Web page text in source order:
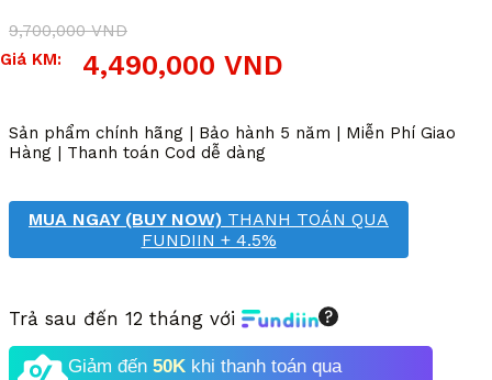
9,700,000VND
Giá
4,490,000 VND
Giá
4,490,000 VND.
Giá KM:
Sản phẩm chính hãng | Bảo hành 5 năm | Miễn Phí Giao
Hàng | Thanh toán Cod dễ dàng
MUA NGAY (BUY NOW) THANH TOÁN QUA
FUNDIIN + 4.5%
Trả sau đến 12 tháng với
Giảm đến 50K khi thanh toán qua